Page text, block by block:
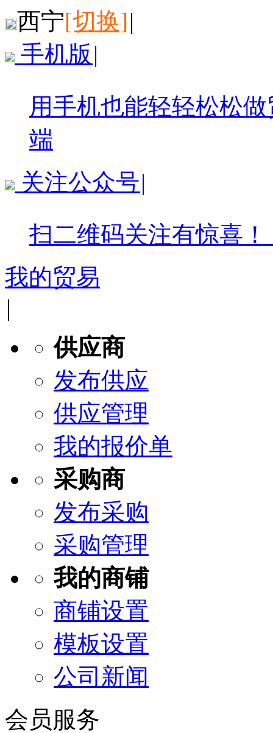
西宁[切换]|
手机版 |
用手机也能轻轻松松
端
关注公众号|
扫二维码关注有惊喜！
我的贸易
|
供应商
发布供应
供应管理
我的报价单
采购商
发布采购
采购管理
我的商铺
商铺设置
模板设置
公司新闻
会员服务